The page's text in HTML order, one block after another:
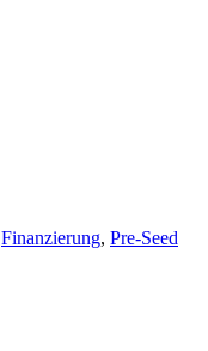
Finanzierung, Pre-Seed